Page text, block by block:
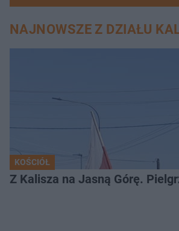
NAJNOWSZE Z DZIAŁU
KOŚCIÓŁ
Z Kalisza na Jasną Górę.